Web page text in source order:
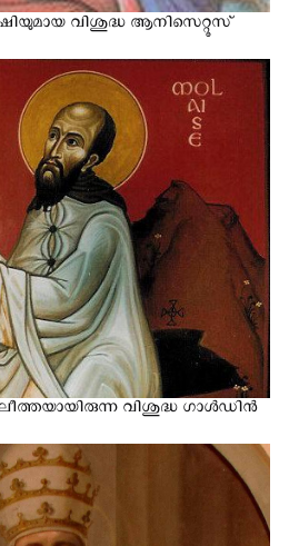
വിശുദ്ധ ആനിസെറ്റൂസ്
വിശുദ്ധ ഗാള്‍ഡിന്‍